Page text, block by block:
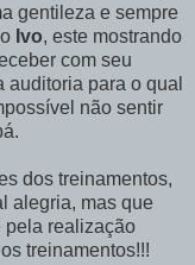
gentileza e sempre
Ivo, este mostrando
com seu
para o qual
não sentir
dos treinamentos,
alegria, mas que
pela realização
treinamentos!!!